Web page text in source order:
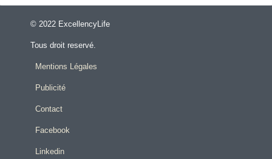
© 2022 ExcellencyLife
Tous droit reservé.
Mentions Légales
Publicité
Contact
Facebook
Linkedin